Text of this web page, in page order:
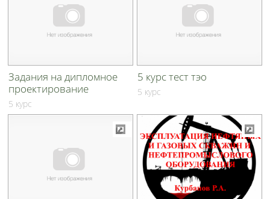
Задания на дипломное
проектирование
5 курс
5 курс тест тэо
5 курс